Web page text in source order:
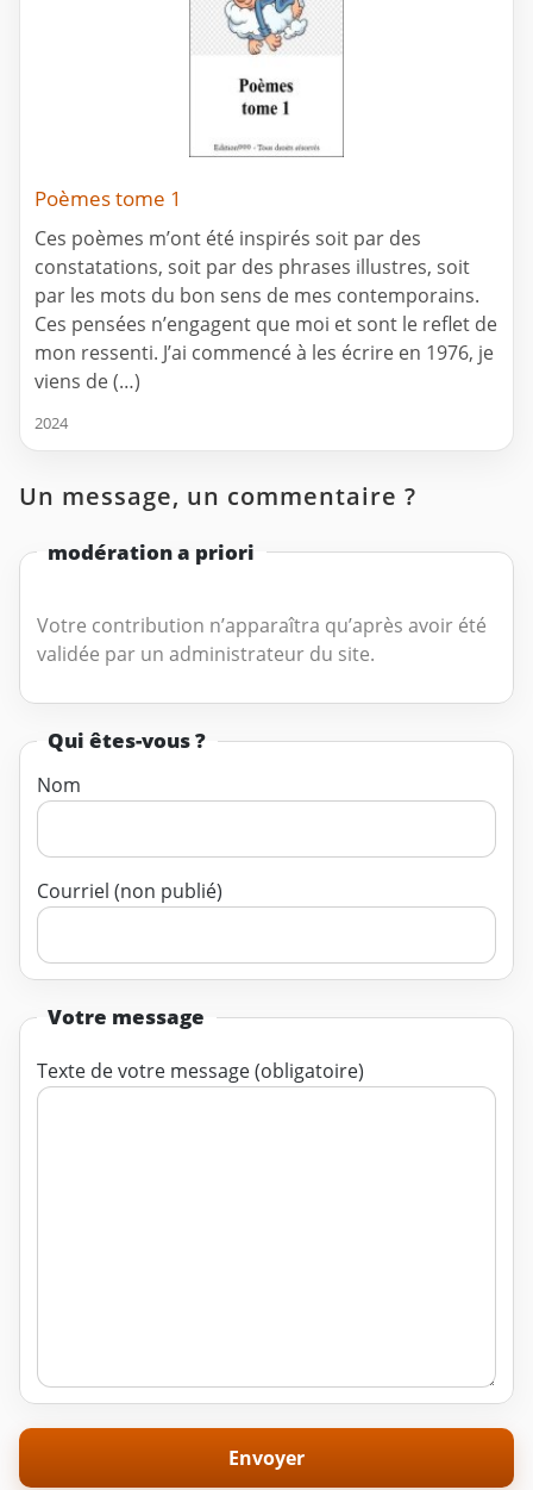
Poèmes tome 1
Ces poèmes m’ont été inspirés soit par des
constatations, soit par des phrases illustres, soit
par les mots du bon sens de mes contemporains.
Ces pensées n’engagent que moi et sont le reflet de
mon ressenti. J’ai commencé à les écrire en 1976, je
viens de (…)
2024
Un message, un commentaire ?
modération a priori
Votre contribution n’apparaîtra qu’après avoir été
validée par un administrateur du site.
Qui êtes-vous ?
Nom
Courriel (non publié)
Votre message
Texte de votre message (obligatoire)